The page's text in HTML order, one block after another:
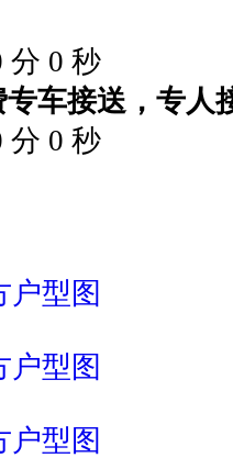
分 0 秒
车接送，专人
分 0 秒
户型图
户型图
户型图